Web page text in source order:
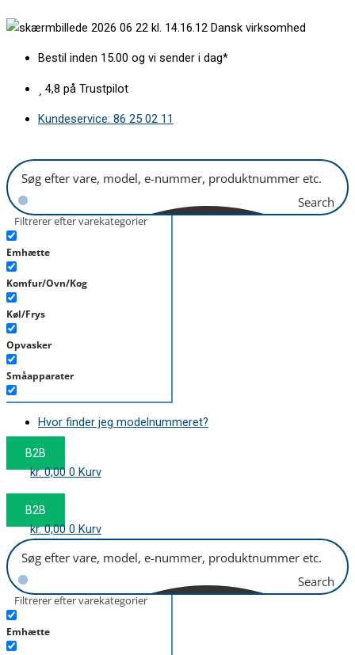
til
Dansk virksomhed
Bestil inden 15.00 og vi sender i dag*
4,8 på Trustpilot
Kundeservice: 86 25 02 11
Search
Filtrerer efter varekategorier
Emhætte
Komfur/Ovn/Kog
Køl/Frys
Opvasker
Småapparater
Støvsuger
Tørretumbler
Tilbehør/Plejemidler
Hvor finder jeg modelnummeret?
B2B
kr.0,00 0 Kurv
B2B
kr.0,00 0 Kurv
Search
Filtrerer efter varekategorier
Emhætte
BSH